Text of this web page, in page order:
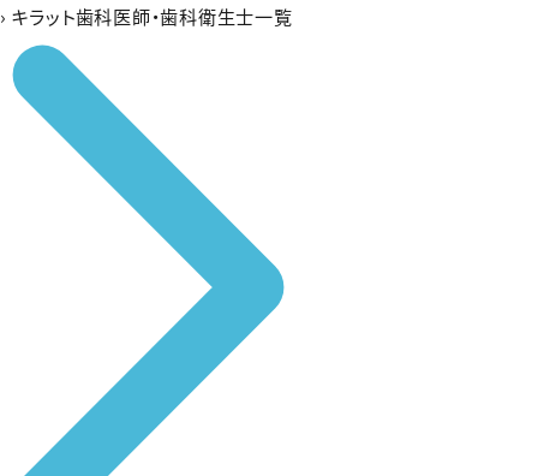
› キラット歯科医師・歯科衛生士一覧